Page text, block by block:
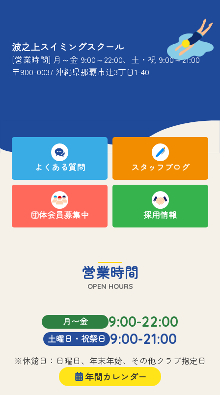
波之上スイミングスクール
[営業時間] 月～金 9:00～22:00、土・祝 9:00～21:00
〒900-0037 沖縄県那覇市辻3丁目1-40
よくある質問 スタッフブログ
団体会員募集中 採用情報
営業時間
OPEN HOURS
月〜金 9:00-22:00
土曜日・祝祭日 9:00-21:00
※休館日：日曜日、年末年始、その他クラブ指定日
年間カレンダー